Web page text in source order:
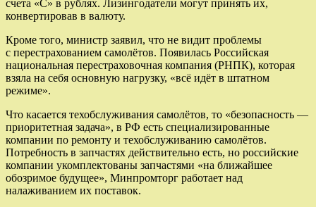
счета «С» в рублях. Лизингодатели могут принять их,
конвертировав в валюту.
Кроме того, министр заявил, что не видит проблемы
с перестрахованием самолётов. Появилась Российская
национальная перестраховочная компания (РНПК), которая
взяла на себя основную нагрузку, «всё идёт в штатном
режиме».
Что касается техобслуживания самолётов, то «безопасность —
приоритетная задача», в РФ есть специализированные
компании по ремонту и техобслуживанию самолётов.
Потребность в запчастях действительно есть, но российские
компании укомплектованы запчастями «на ближайшее
обозримое будущее», Минпромторг работает над
налаживанием их поставок.